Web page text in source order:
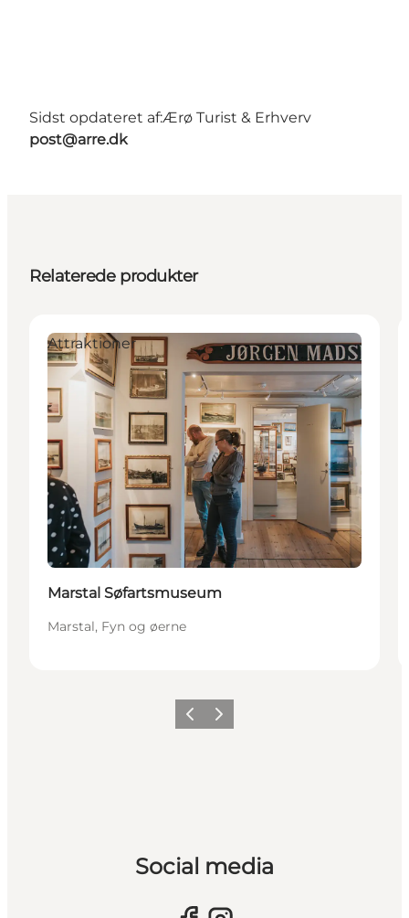
Sidst opdateret af:Ærø Turist & Erhverv
post@arre.dk
Relaterede produkter
Attraktioner
Marstal Søfartsmuseum
Marstal, Fyn og øerne
ForrigeNæste
Social media